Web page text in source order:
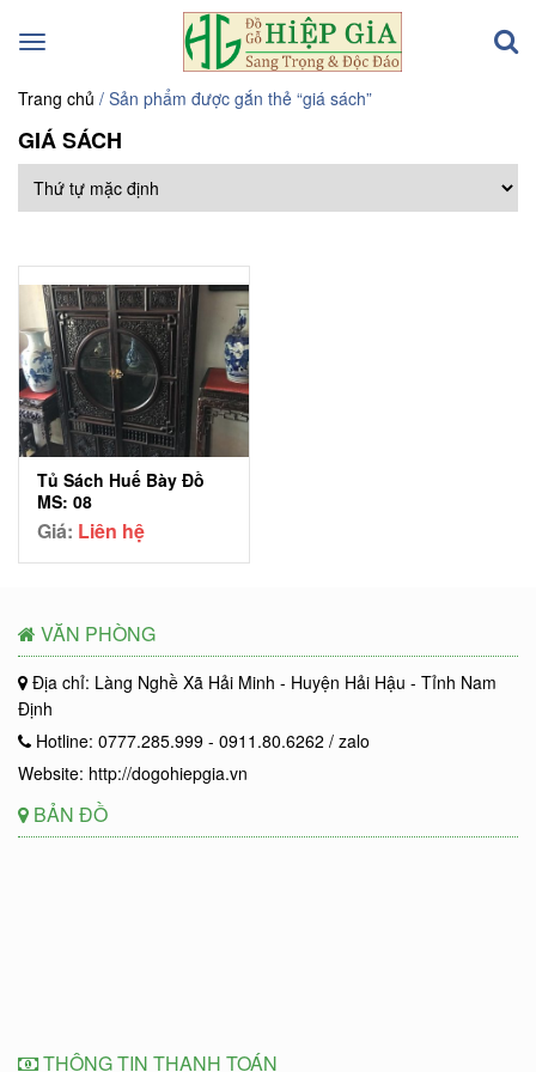
Toggle
Trang chủ / Sản phẩm được gắn thẻ “giá sách”
GIÁ SÁCH
Tủ Sách Huế Bày Đồ
MS: 08
Giá: Liên hệ
VĂN PHÒNG
Địa chỉ: Làng Nghề Xã Hải Minh - Huyện Hải Hậu - Tỉnh Nam
Định
Hotline: 0777.285.999 - 0911.80.6262 / zalo
Website: http://dogohiepgia.vn
BẢN ĐỒ
THÔNG TIN THANH TOÁN